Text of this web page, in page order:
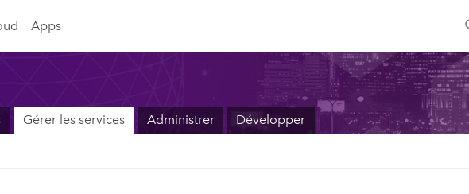
Apps
Gérer les services Administrer Développer